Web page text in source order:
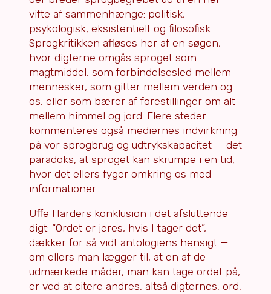
vifte af sammenhænge: politisk,
psykologisk, eksistentielt og filosofisk.
Sprogkritikken afløses her af en søgen,
hvor digterne omgås sproget som
magtmiddel, som forbindelsesled mellem
mennesker, som gitter mellem verden og
os, eller som bærer af forestillinger om alt
mellem himmel og jord. Flere steder
kommenteres også mediernes indvirkning
på vor sprogbrug og udtrykskapacitet — det
paradoks, at sproget kan skrumpe i en tid,
hvor det ellers fyger omkring os med
informationer.
Uffe Harders konklusion i det afsluttende
digt: “Ordet er jeres, hvis I tager det”,
dækker for så vidt antologiens hensigt —
om ellers man lægger til, at en af de
udmærkede måder, man kan tage ordet på,
er ved at citere andres, altså digternes, ord,